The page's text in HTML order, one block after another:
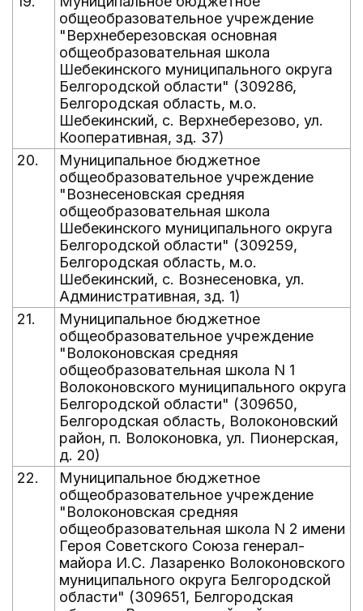
общеобразовательное учреждение
"Верхнеберезовская основная
общеобразовательная школа
Шебекинского муниципального округа
Белгородской области" (309286,
Белгородская область, м.о.
Шебекинский, с. Верхнеберезово, ул.
Кооперативная, зд. 37)
20.
Муниципальное бюджетное
общеобразовательное учреждение
"Вознесеновская средняя
общеобразовательная школа
Шебекинского муниципального округа
Белгородской области" (309259,
Белгородская область, м.о.
Шебекинский, с. Вознесеновка, ул.
Административная, зд. 1)
21.
Муниципальное бюджетное
общеобразовательное учреждение
"Волоконовская средняя
общеобразовательная школа N 1
Волоконовского муниципального округа
Белгородской области" (309650,
Белгородская область, Волоконовский
район, п. Волоконовка, ул. Пионерская,
д. 20)
22.
Муниципальное бюджетное
общеобразовательное учреждение
"Волоконовская средняя
общеобразовательная школа N 2 имени
Героя Советского Союза генерал-
майора И.С. Лазаренко Волоконовского
муниципального округа Белгородской
области" (309651, Белгородская